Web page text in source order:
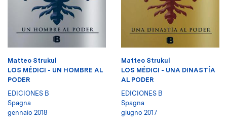
Matteo Strukul
LOS MÉDICI - UN HOMBRE AL
PODER
EDICIONES B
Spagna
gennaio 2018
Matteo Strukul
LOS MÉDICI - UNA DINASTÍA
AL PODER
EDICIONES B
Spagna
giugno 2017